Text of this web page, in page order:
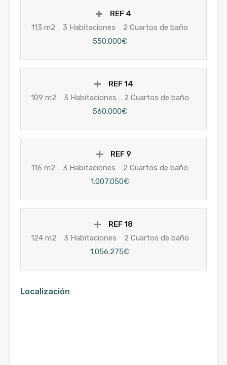
REF 4
113 m2
3 Habitaciones
2 Cuartos de baño
550.000€
REF 14
109 m2
3 Habitaciones
2 Cuartos de baño
560.000€
REF 9
116 m2
3 Habitaciones
2 Cuartos de baño
1.007.050€
REF 18
124 m2
3 Habitaciones
2 Cuartos de baño
1.056.275€
Localización